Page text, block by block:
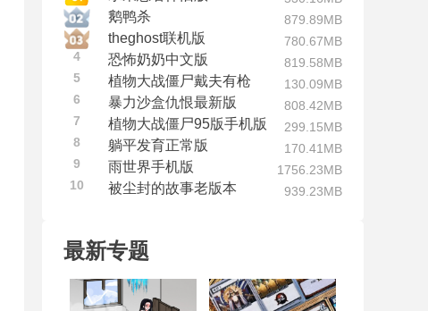
鹅鸭杀 879.89MB
theghost联机版
780.67MB
4
恐怖奶奶中文版
819.58MB
5
植物大战僵尸戴夫有枪
130.09MB
6
暴力沙盒仇恨最新版
808.42MB
7
植物大战僵尸95版手机版
299.15MB
8
躺平发育正常版
170.41MB
9
雨世界手机版
1756.23MB
10
被尘封的故事老版本 939.23MB
最新专题